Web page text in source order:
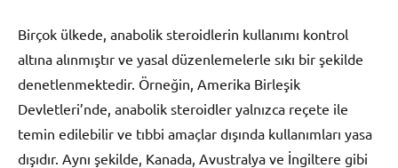
Birçok ülkede, anabolik steroidlerin kullanımı kontrol
altına alınmıştır ve yasal düzenlemelerle sıkı bir şekilde
denetlenmektedir. Örneğin, Amerika Birleşik
Devletleri’nde, anabolik steroidler yalnızca reçete ile
temin edilebilir ve tıbbi amaçlar dışında kullanımları yasa
dışıdır. Aynı şekilde, Kanada, Avustralya ve İngiltere gibi